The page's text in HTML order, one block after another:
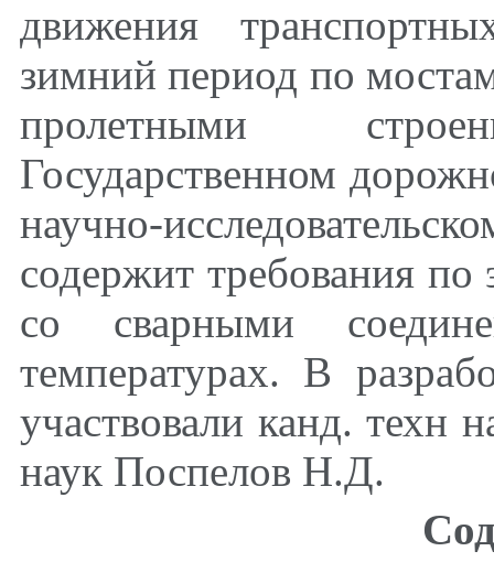
движения
зимний период по
пролетными
Государственном
научно-
содержит требования по
со сварными
температурах. В
участвовали канд. техн
наук Поспелов Н.Д.